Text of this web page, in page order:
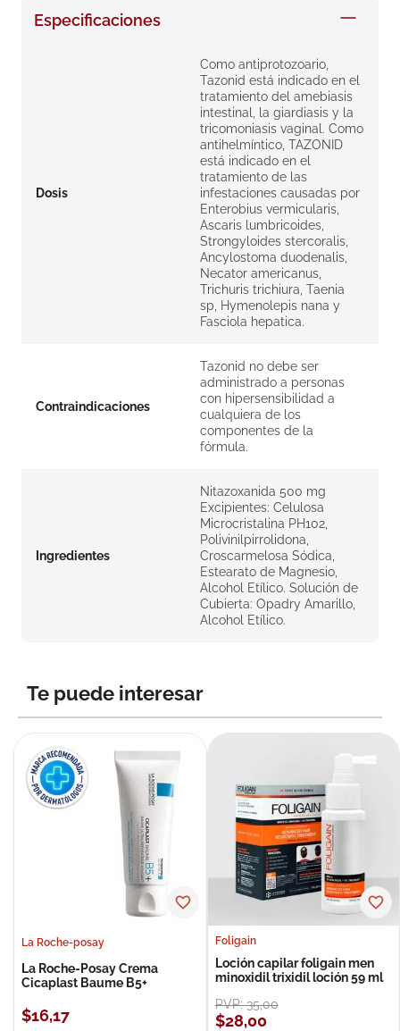
Especificaciones
Dosis
Como antiprotozoario,
Tazonid está indicado en el
tratamiento del amebiasis
intestinal, la giardiasis y la
tricomoniasis vaginal. Como
antihelmíntico, TAZONID
está indicado en el
tratamiento de las
infestaciones causadas por
Enterobius vermicularis,
Ascaris lumbricoides,
Strongyloides stercoralis,
Ancylostoma duodenalis,
Necator americanus,
Trichuris trichiura, Taenia
sp, Hymenolepis nana y
Fasciola hepatica.
Contraindicaciones
Tazonid no debe ser
administrado a personas
con hipersensibilidad a
cualquiera de los
componentes de la
fórmula.
Ingredientes
Nitazoxanida 500 mg
Excipientes: Celulosa
Microcristalina PH102,
Polivinilpirrolidona,
Croscarmelosa Sódica,
Estearato de Magnesio,
Alcohol Etílico. Solución de
Cubierta: Opadry Amarillo,
Alcohol Etílico.
Te puede interesar
La Roche-posay
La Roche-Posay Crema
Cicaplast Baume B5+
$16,17
Foligain
Loción capilar foligain men
minoxidil trixidil loción 59 ml
PVP:35,00
$28,00
pañales